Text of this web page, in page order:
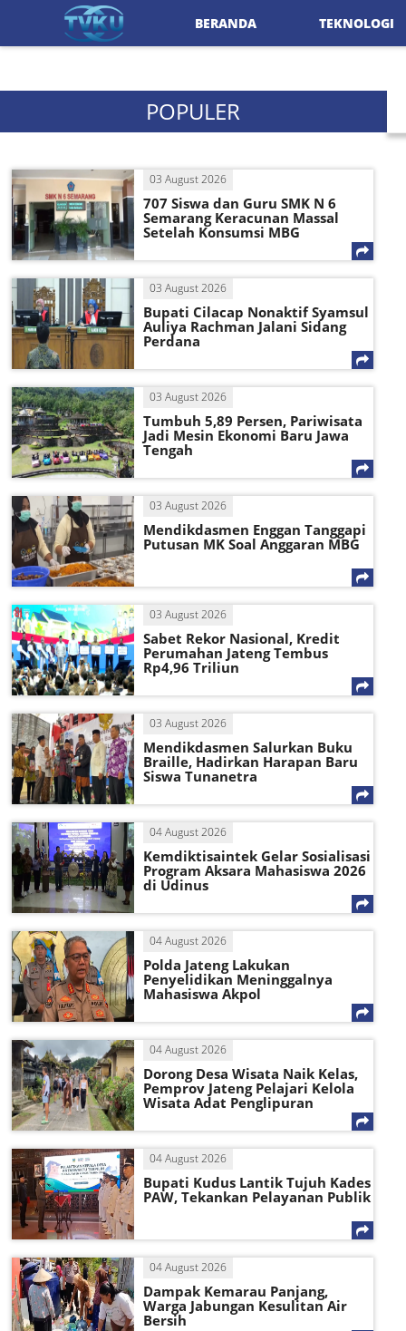
BERANDA TEKNOLOGI
POPULER
03 August 2026
707 Siswa dan Guru SMK N 6
Semarang Keracunan Massal
Setelah Konsumsi MBG
03 August 2026
Bupati Cilacap Nonaktif Syamsul
Auliya Rachman Jalani Sidang
Perdana
03 August 2026
Tumbuh 5,89 Persen, Pariwisata
Jadi Mesin Ekonomi Baru Jawa
Tengah
03 August 2026
Mendikdasmen Enggan Tanggapi
Putusan MK Soal Anggaran MBG
03 August 2026
Sabet Rekor Nasional, Kredit
Perumahan Jateng Tembus
Rp4,96 Triliun
03 August 2026
Mendikdasmen Salurkan Buku
Braille, Hadirkan Harapan Baru
Siswa Tunanetra
04 August 2026
Kemdiktisaintek Gelar Sosialisasi
Program Aksara Mahasiswa 2026
di Udinus
04 August 2026
Polda Jateng Lakukan
Penyelidikan Meninggalnya
Mahasiswa Akpol
04 August 2026
Dorong Desa Wisata Naik Kelas,
Pemprov Jateng Pelajari Kelola
Wisata Adat Penglipuran
04 August 2026
Bupati Kudus Lantik Tujuh Kades
PAW, Tekankan Pelayanan Publik
04 August 2026
Dampak Kemarau Panjang,
Warga Jabungan Kesulitan Air
Bersih